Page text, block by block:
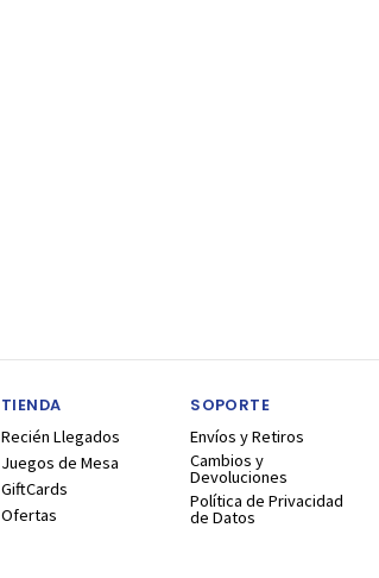
TIENDA
Recién Llegados
Juegos de Mesa
GiftCards
Ofertas
SOPORTE
Envíos y Retiros
Cambios y
Devoluciones
Política de Privacidad
de Datos